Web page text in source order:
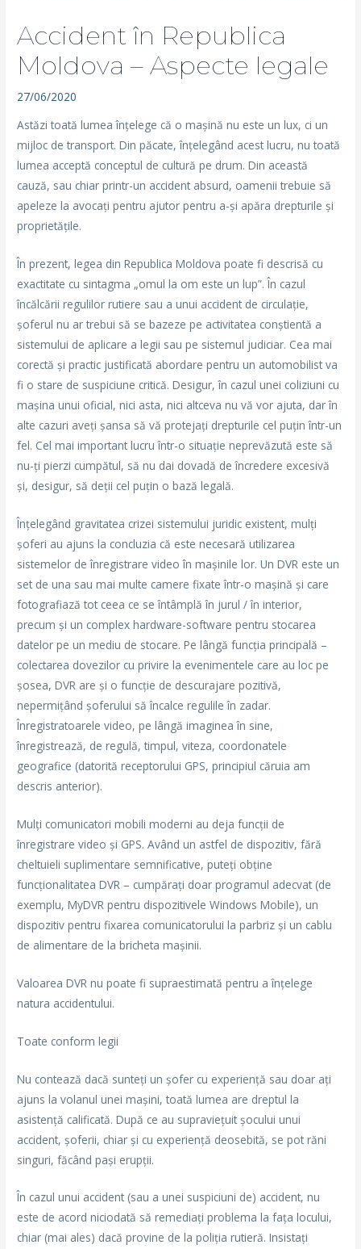
Accident în Republica
Moldova – Aspecte legale
27/06/2020
Astăzi toată lumea înțelege că o mașină nu este un lux, ci un
mijloc de transport. Din păcate, înțelegând acest lucru, nu toată
lumea acceptă conceptul de cultură pe drum. Din această
cauză, sau chiar printr-un accident absurd, oamenii trebuie să
apeleze la avocați pentru ajutor pentru a-și apăra drepturile și
proprietățile.
În prezent, legea din Republica Moldova poate fi descrisă cu
exactitate cu sintagma „omul la om este un lup”. În cazul
încălcării regulilor rutiere sau a unui accident de circulație,
șoferul nu ar trebui să se bazeze pe activitatea conștientă a
sistemului de aplicare a legii sau pe sistemul judiciar. Cea mai
corectă și practic justificată abordare pentru un automobilist va
fi o stare de suspiciune critică. Desigur, în cazul unei coliziuni cu
mașina unui oficial, nici asta, nici altceva nu vă vor ajuta, dar în
alte cazuri aveți șansa să vă protejați drepturile cel puțin într-un
fel. Cel mai important lucru într-o situație neprevăzută este să
nu-ți pierzi cumpătul, să nu dai dovadă de încredere excesivă
și, desigur, să deții cel puțin o bază legală.
Înțelegând gravitatea crizei sistemului juridic existent, mulți
șoferi au ajuns la concluzia că este necesară utilizarea
sistemelor de înregistrare video în mașinile lor. Un DVR este un
set de una sau mai multe camere fixate într-o mașină și care
fotografiază tot ceea ce se întâmplă în jurul / în interior,
precum și un complex hardware-software pentru stocarea
datelor pe un mediu de stocare. Pe lângă funcția principală –
colectarea dovezilor cu privire la evenimentele care au loc pe
șosea, DVR are și o funcție de descurajare pozitivă,
nepermițând șoferului să încalce regulile în zadar.
Înregistratoarele video, pe lângă imaginea în sine,
înregistrează, de regulă, timpul, viteza, coordonatele
geografice (datorită receptorului GPS, principiul căruia am
descris anterior).
Mulți comunicatori mobili moderni au deja funcții de
înregistrare video și GPS. Având un astfel de dispozitiv, fără
cheltuieli suplimentare semnificative, puteți obține
funcționalitatea DVR – cumpărați doar programul adecvat (de
exemplu, MyDVR pentru dispozitivele Windows Mobile), un
dispozitiv pentru fixarea comunicatorului la parbriz și un cablu
de alimentare de la bricheta mașinii.
Valoarea DVR nu poate fi supraestimată pentru a înțelege
natura accidentului.
Toate conform legii
Nu contează dacă sunteți un șofer cu experiență sau doar ați
ajuns la volanul unei mașini, toată lumea are dreptul la
asistență calificată. După ce au supraviețuit șocului unui
accident, șoferii, chiar și cu experiență deosebită, se pot răni
singuri, făcând pași erupții.
În cazul unui accident (sau a unei suspiciuni de) accident, nu
este de acord niciodată să remediați problema la fața locului,
chiar (mai ales) dacă provine de la poliția rutieră. Insistați